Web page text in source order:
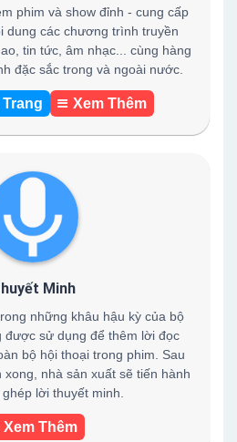
phim và show đỉnh - cung cấp
dung các chương trình truyền
tin tức, âm nhạc... cùng hàng
đặc sắc trong và ngoài nước.
Xem Thêm
Minh
những khâu hậu kỳ của bộ
được sử dụng để thêm lời đọc
bộ hội thoại trong phim. Sau
nhà sản xuất sẽ tiến hành
lời thuyết minh.
Xem Thêm